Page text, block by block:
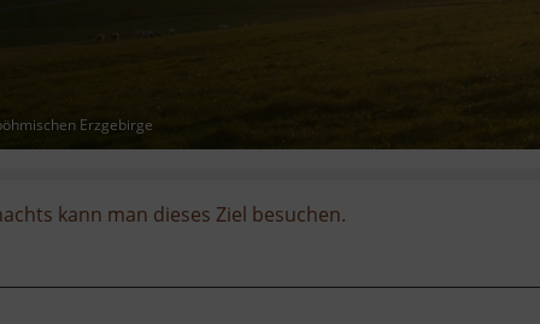
Erzgebirge
kann man dieses Ziel besuchen.